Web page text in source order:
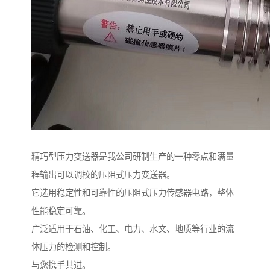
精巧型压力变送器是我公司研制生产的一种零点和满量
程输出可以调校的压阻式压力变送器。
它选用稳定性和可靠性的压阻式压力传感器电路，整体
性能稳定可靠。
广泛适用于石油、化工、电力、水文、地质等行业的流
体压力的检测和控制。
与您携手共进。